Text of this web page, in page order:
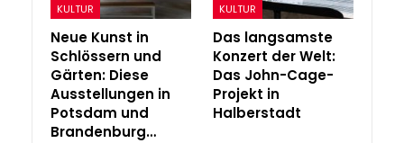
KULTUR
Neue Kunst in
Schlössern und
Gärten: Diese
Ausstellungen in
Potsdam und
Brandenburg…
KULTUR
Das langsamste
Konzert der Welt:
Das John-Cage-
Projekt in
Halberstadt